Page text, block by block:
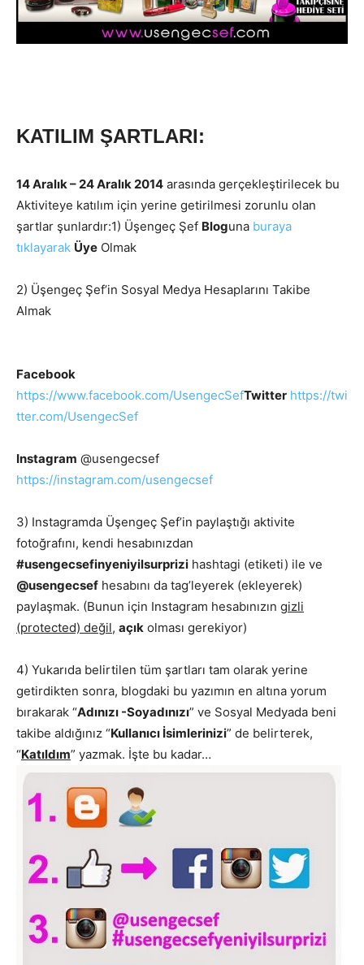
KATILIM ŞARTLARI:
14 Aralık – 24 Aralık 2014 arasında gerçekleştirilecek bu
Aktiviteye katılım için yerine getirilmesi zorunlu olan
şartlar şunlardır:1) Üşengeç Şef Bloguna buraya
tıklayarak Üye Olmak
2) Üşengeç Şef’in Sosyal Medya Hesaplarını Takibe
Almak
Facebook
https://www.facebook.com/UsengecSefTwitter https://twi
tter.com/UsengecSef
Instagram @usengecsef
https://instagram.com/usengecsef
3) Instagramda Üşengeç Şef’in paylaştığı aktivite
fotoğrafını, kendi hesabınızdan
#usengecsefinyeniyilsurprizi hashtagi (etiketi) ile ve
@usengecsef hesabını da tag’leyerek (ekleyerek)
paylaşmak. (Bunun için Instagram hesabınızın gizli
(protected) değil, açık olması gerekiyor)
4) Yukarıda belirtilen tüm şartları tam olarak yerine
getirdikten sonra, blogdaki bu yazımın en altına yorum
bırakarak “Adınızı -Soyadınızı” ve Sosyal Medyada beni
takibe aldığınız “Kullanıcı İsimlerinizi” de belirterek,
“Katıldım” yazmak. İşte bu kadar…